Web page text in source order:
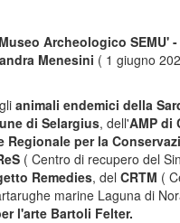
Archeologico SEMU'
Menesini ( 1 giugno
animali endemici della
di Selargius, dell'AMP di
Regionale per la
( Centro di recupero del
Remedies, del CRTM (
marine Laguna di
l'arte Bartoli Felter.